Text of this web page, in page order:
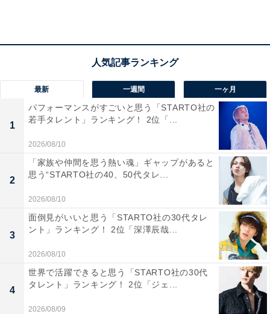
第2位：シンガポール国立大学（シンガポール）
2位は、2022年版の1位から1ランクダウンした「シンガ
ポール国立大学」です。
教育水準の高い国と呼ばれるシンガポール内でも最難関
校に位置付けられている名門大学です。総合得点は
97.4ptで、清華大学とは0.1ptの差でした。項目別では、
国際教員比率で満点、雇用の成果で99.6pt、学術的評判
で99.5ptを獲得しています。
最新 一週間 一ヶ月
1
パフォーマンスがすごいと思う「STARTO社の
若手タレント」ランキング！ 2位「...
2026/08/10
2
「家族や仲間を思う熱い魂」ギャップがあると
思う“STARTO社の40、50代タレ...
2026/08/10
3
面倒見がいいと思う「STARTO社の30代タレ
ント」ランキング！ 2位「深澤辰哉...
2026/08/10
4
世界で活躍できると思う「STARTO社の30代
タレント」ランキング！ 2位「ジェ...
2026/08/09